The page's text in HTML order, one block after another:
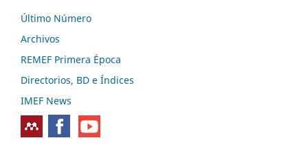
Último Número
Archivos
REMEF Primera Época
Directorios, BD e Índices
IMEF News